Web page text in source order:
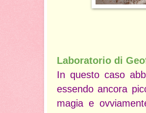
Laboratorio di
In questo caso
essendo ancora
magia e